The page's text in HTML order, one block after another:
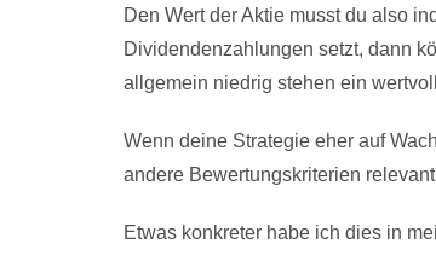
Den Wert der Aktie musst du also
Dividendenzahlungen setzt, dann
allgemein niedrig stehen ein
Wenn deine Strategie eher auf
andere Bewertungskriterien
Etwas konkreter habe ich dies in